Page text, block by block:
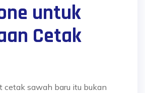
untuk
Cetak
cetak sawah baru itu bukan